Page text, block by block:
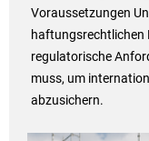
Voraussetzungen
haftungsrechtlichen
regulatorische
muss, um
abzusichern.